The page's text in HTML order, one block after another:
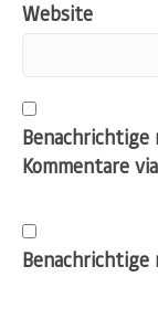
Website
Benachrichtige
Kommentare
Benachrichtige